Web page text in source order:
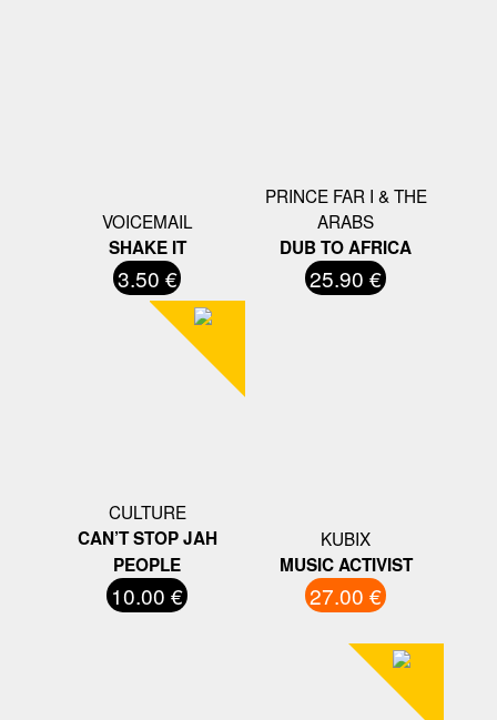
VOICEMAIL
SHAKE IT
3.50 €
PRINCE FAR I & THE
ARABS
DUB TO AFRICA
25.90 €
CULTURE
CAN’T STOP JAH
PEOPLE
10.00 €
KUBIX
MUSIC ACTIVIST
27.00 €